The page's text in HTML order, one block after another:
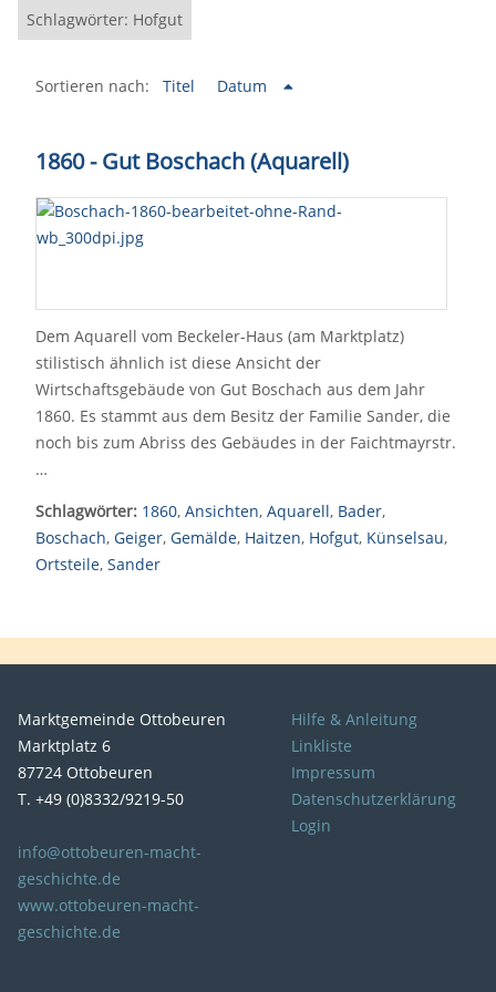
Schlagwörter: Hofgut
Sortieren nach: Titel Datum
1860 - Gut Boschach (Aquarell)
Dem Aquarell vom Beckeler-Haus (am Marktplatz)
stilistisch ähnlich ist diese Ansicht der
Wirtschaftsgebäude von Gut Boschach aus dem Jahr
1860. Es stammt aus dem Besitz der Familie Sander, die
noch bis zum Abriss des Gebäudes in der Faichtmayrstr.
…
Schlagwörter: 1860, Ansichten, Aquarell, Bader,
Boschach, Geiger, Gemälde, Haitzen, Hofgut, Künselsau,
Ortsteile, Sander
Marktgemeinde Ottobeuren
Marktplatz 6
87724 Ottobeuren
T. +49 (0)8332/9219-50
info@ottobeuren-macht-
geschichte.de
www.ottobeuren-macht-
geschichte.de
Hilfe & Anleitung
Linkliste
Impressum
Datenschutzerklärung
Login